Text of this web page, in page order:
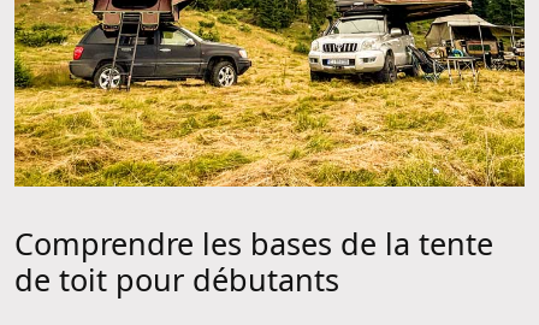
Comprendre les bases de la tente
de toit pour débutants